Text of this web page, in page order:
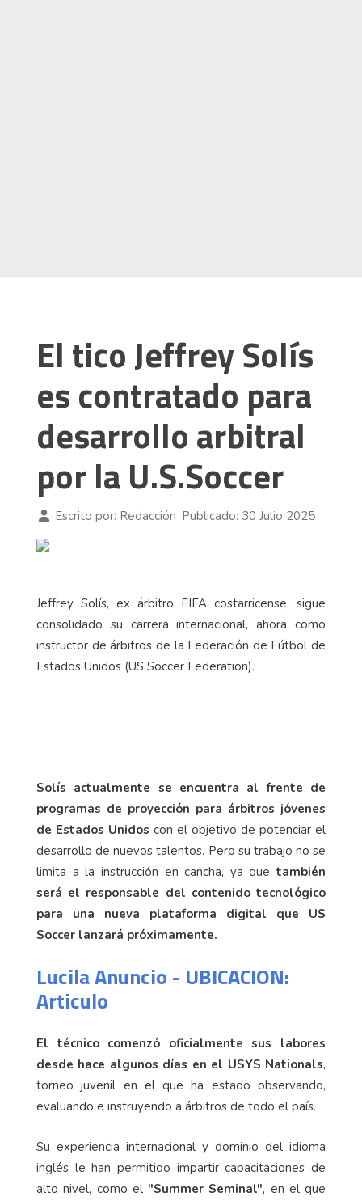
El tico Jeffrey Solís
es contratado para
desarrollo arbitral
por la U.S.Soccer
Escrito por: Redacción Publicado: 30 Julio 2025
Jeffrey Solís, ex árbitro FIFA costarricense, sigue
consolidado su carrera internacional, ahora como
instructor de árbitros de la Federación de Fútbol de
Estados Unidos (US Soccer Federation).
Solís actualmente se encuentra al frente de
programas de proyección para árbitros jóvenes
de Estados Unidos con el objetivo de potenciar el
desarrollo de nuevos talentos. Pero su trabajo no se
limita a la instrucción en cancha, ya que también
será el responsable del contenido tecnológico
para una nueva plataforma digital que US
Soccer lanzará próximamente.
Lucila Anuncio - UBICACION:
Articulo
El técnico comenzó oficialmente sus labores
desde hace algunos días en el USYS Nationals,
torneo juvenil en el que ha estado observando,
evaluando e instruyendo a árbitros de todo el país.
Su experiencia internacional y dominio del idioma
inglés le han permitido impartir capacitaciones de
alto nivel, como el"Summer Seminal", en el que